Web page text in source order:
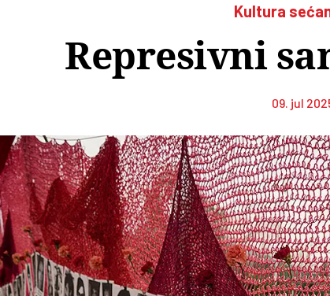
Kultura
Represivni
09. jul